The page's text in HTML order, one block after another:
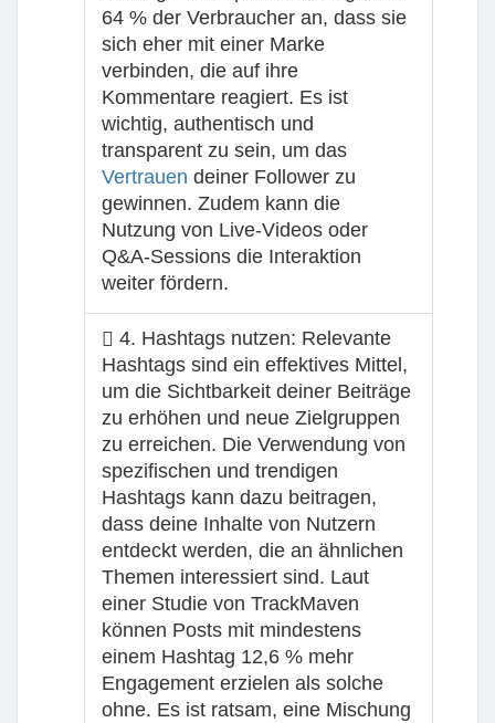
64 % der Verbraucher an, dass sie
sich eher mit einer Marke
verbinden, die auf ihre
Kommentare reagiert. Es ist
wichtig, authentisch und
transparent zu sein, um das
Vertrauen deiner Follower zu
gewinnen. Zudem kann die
Nutzung von Live-Videos oder
Q&A-Sessions die Interaktion
weiter fördern.
4. Hashtags nutzen: Relevante
Hashtags sind ein effektives Mittel,
um die Sichtbarkeit deiner Beiträge
zu erhöhen und neue Zielgruppen
zu erreichen. Die Verwendung von
spezifischen und trendigen
Hashtags kann dazu beitragen,
dass deine Inhalte von Nutzern
entdeckt werden, die an ähnlichen
Themen interessiert sind. Laut
einer Studie von TrackMaven
können Posts mit mindestens
einem Hashtag 12,6 % mehr
Engagement erzielen als solche
ohne. Es ist ratsam, eine Mischung